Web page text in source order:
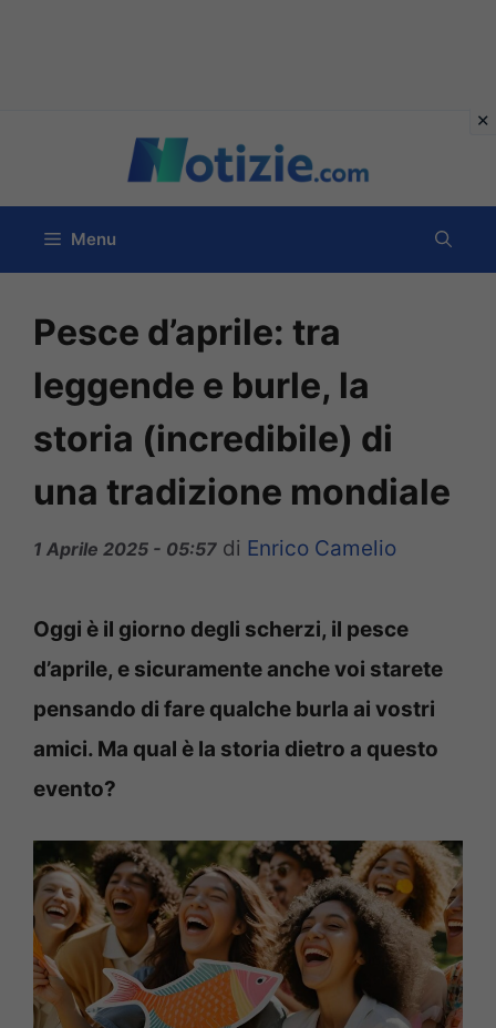
contenuto
Menu
Pesce d’aprile: tra
leggende e burle, la
storia (incredibile) di
una tradizione mondiale
1 Aprile 2025 - 05:57 di Enrico Camelio
Oggi è il giorno degli scherzi, il pesce
d’aprile, e sicuramente anche voi starete
pensando di fare qualche burla ai vostri
amici. Ma qual è la storia dietro a questo
evento?